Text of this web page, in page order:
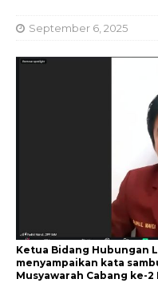
September 6, 2025
Ketua Bidang Hubungan
menyampaikan kata
Musyawarah Cabang ke-2